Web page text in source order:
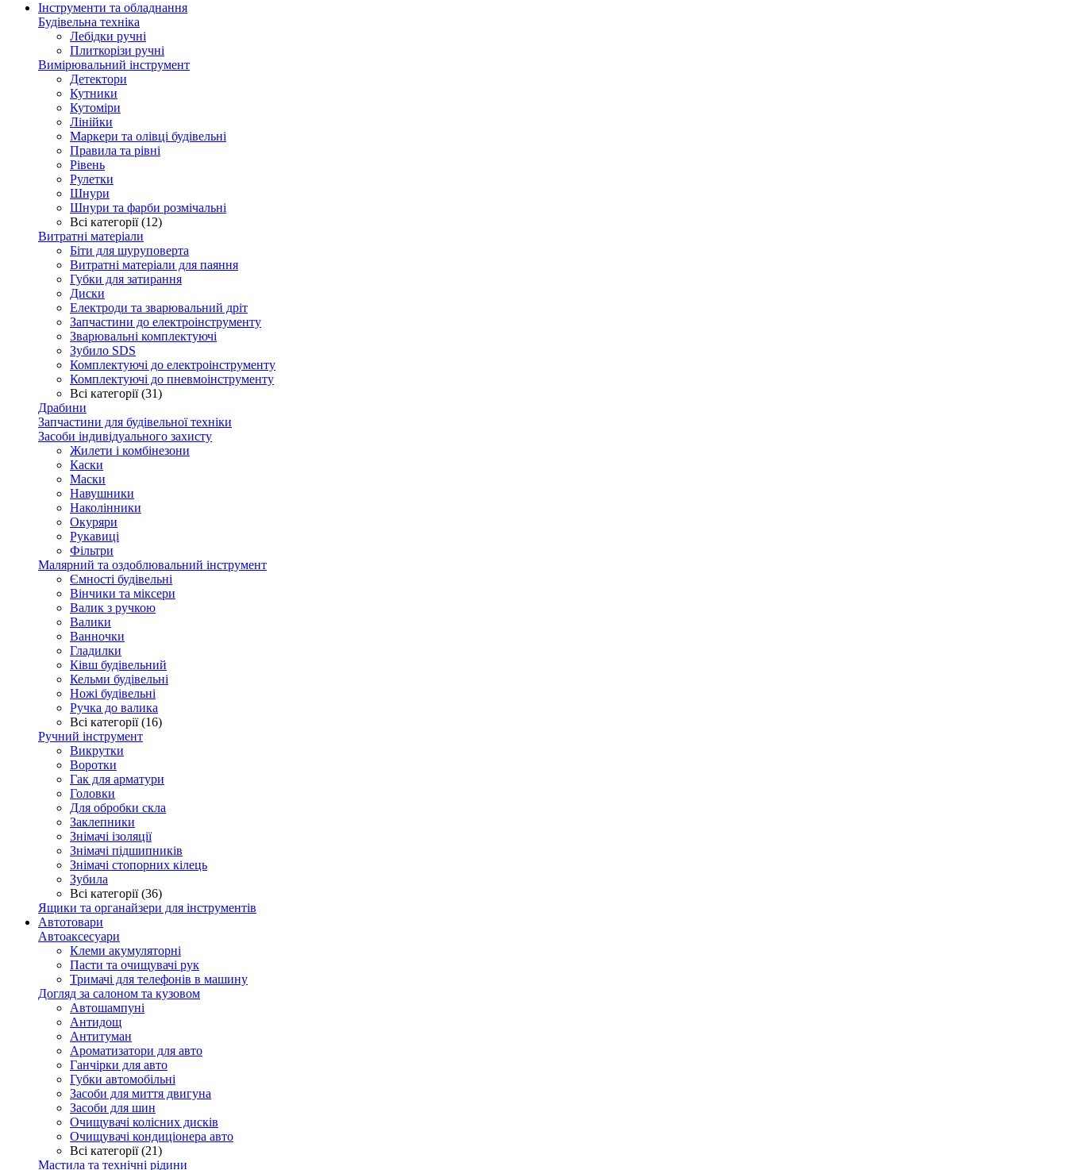
Інструменти та обладнання
Будівельна техніка
Лебідки ручні
Плиткорізи ручні
Вимірювальний інструмент
Детектори
Кутники
Кутоміри
Лінійки
Маркери та олівці будівельні
Правила та рівні
Рівень
Рулетки
Шнури
Шнури та фарби розмічальні
Всі категорії (12)
Витратні матеріали
Біти для шуруповерта
Витратні матеріали для паяння
Губки для затирання
Диски
Електроди та зварювальний дріт
Запчастини до електроінструменту
Зварювальні комплектуючі
Зубило SDS
Комплектуючі до електроінструменту
Комплектуючі до пневмоінструменту
Всі категорії (31)
Драбини
Запчастини для будівельної техніки
Засоби індивідуального захисту
Жилети і комбінезони
Каски
Маски
Навушники
Наколінники
Окуряри
Рукавиці
Фільтри
Малярний та оздоблювальний інструмент
Ємності будівельні
Вінчики та міксери
Валик з ручкою
Валики
Ванночки
Гладилки
Ківш будівельний
Кельми будівельні
Ножі будівельні
Ручка до валика
Всі категорії (16)
Ручний інструмент
Викрутки
Воротки
Гак для арматури
Головки
Для обробки скла
Заклепники
Знімачі ізоляції
Знімачі підшипників
Знімачі стопорних кілець
Зубила
Всі категорії (36)
Ящики та органайзери для інструментів
Автотовари
Автоаксесуари
Клеми акумуляторні
Пасти та очищувачі рук
Тримачі для телефонів в машину
Догляд за салоном та кузовом
Автошампуні
Антидощ
Антитуман
Ароматизатори для авто
Ганчірки для авто
Губки автомобільні
Засоби для миття двигуна
Засоби для шин
Очищувачі колісних дисків
Очищувачі кондиціонера авто
Всі категорії (21)
Мастила та технічні рідини